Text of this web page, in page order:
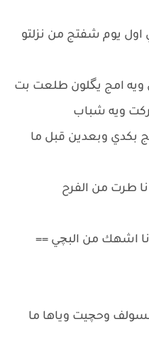
اول يوم شفتج من نزلتو
ويه امج يگلون طلعت بت
ويه شباب
بكدي وبعدين قبل ما
طرت من الفرح
اشهك من البچي ==
نسولف وحچيت وياها ما